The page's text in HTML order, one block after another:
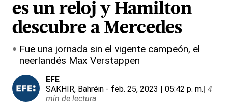
es un reloj y Hamilton
descubre a Mercedes
Fue una jornada sin el vigente campeón, el
neerlandés Max Verstappen
EFE
SAKHIR, Bahréin - feb. 25, 2023 | 05:42 p. m.| 4
min de lectura